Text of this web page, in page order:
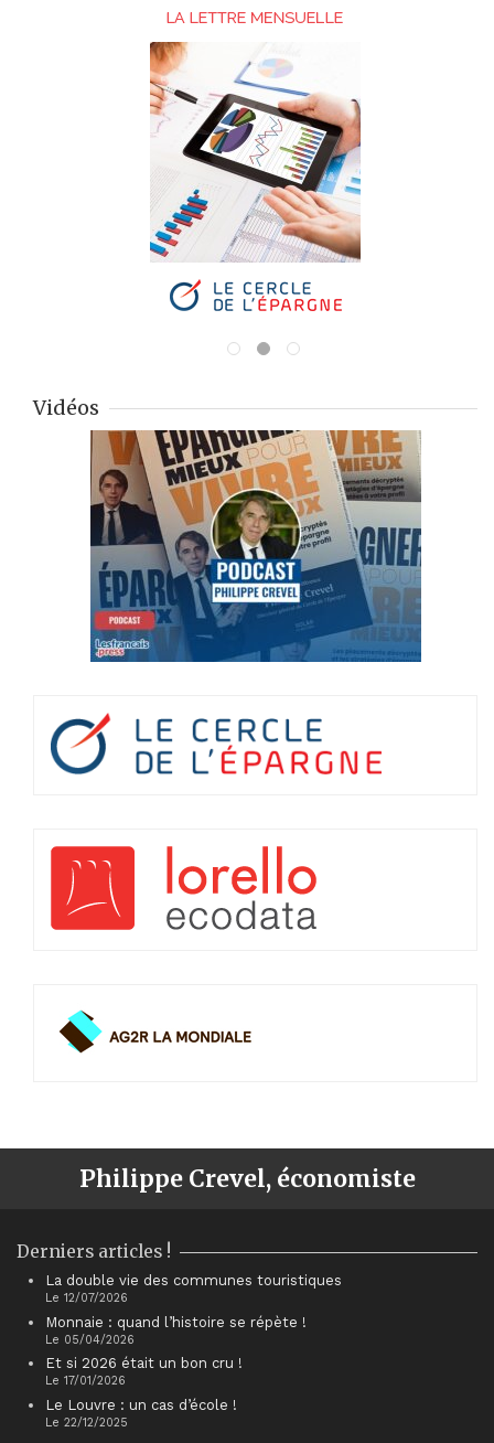
Vidéos
Philippe Crevel, économiste
Derniers articles !
La double vie des communes touristiques
Le 12/07/2026
Monnaie : quand l’histoire se répète !
Le 05/04/2026
Et si 2026 était un bon cru !
Le 17/01/2026
Le Louvre : un cas d’école !
Le 22/12/2025